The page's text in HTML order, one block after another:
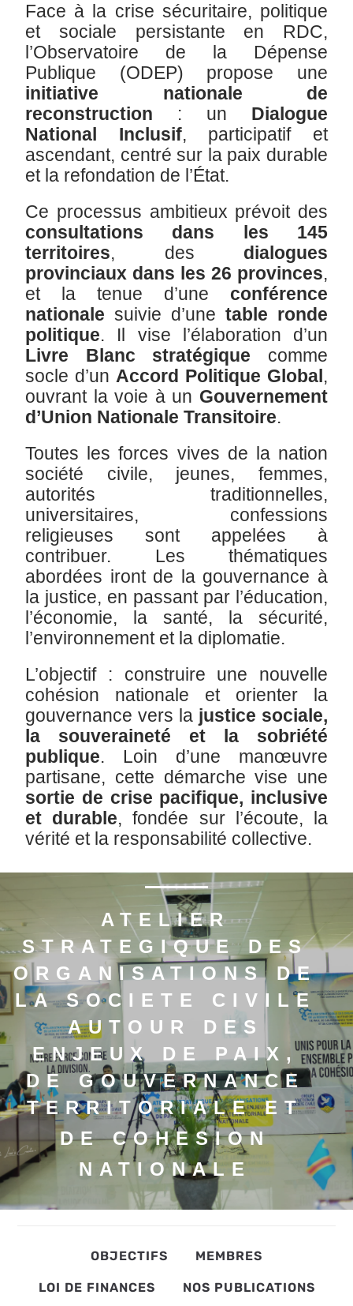
Face à la crise sécuritaire, politique
et sociale persistante en RDC,
l’Observatoire de la Dépense
Publique (ODEP) propose une
initiative nationale de
reconstruction : un Dialogue
National Inclusif, participatif et
ascendant, centré sur la paix durable
et la refondation de l’État.
Ce processus ambitieux prévoit des
consultations dans les 145
territoires, des dialogues
provinciaux dans les 26 provinces,
et la tenue d’une conférence
nationale suivie d’une table ronde
politique. Il vise l’élaboration d’un
Livre Blanc stratégique comme
socle d’un Accord Politique Global ,
ouvrant la voie à un Gouvernement
d’Union Nationale Transitoire.
Toutes les forces vives de la nation
société civile, jeunes, femmes,
autorités traditionnelles,
universitaires, confessions
religieuses sont appelées à
contribuer. Les thématiques
abordées iront de la gouvernance à
la justice, en passant par l’éducation,
l’économie, la santé, la sécurité,
l’environnement et la diplomatie.
L’objectif : construire une nouvelle
cohésion nationale et orienter la
gouvernance vers la justice sociale,
la souveraineté et la sobriété
publique. Loin d’une manœuvre
partisane, cette démarche vise une
sortie de crise pacifique, inclusive
et durable, fondée sur l’écoute, la
vérité et la responsabilité collective.
ATELIER
STRATEGIQUE DES
ORGANISATIONS DE
LA SOCIETE CIVILE
AUTOUR DES
ENJEUX DE PAIX,
DE GOUVERNANCE
TERRITORIALE ET
DE COHESION
NATIONALE
OBJECTIFS MEMBRES
LOI DE FINANCES NOS PUBLICATIONS